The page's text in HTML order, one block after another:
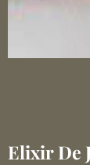
Elixir De